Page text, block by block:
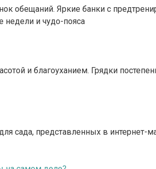
обещаний. Яркие банки с
недели и чудо-пояса
и благоуханием. Грядки
сада, представленных в